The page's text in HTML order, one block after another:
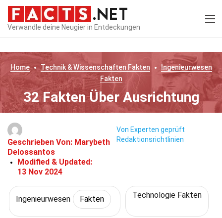
Verwandle deine Neugier in Entdeckungen
Home Technik & Wissenschaften Fakten
Ingenieurwesen
Fakten
32 Fakten Über Ausrichtung
Geschrieben Von: Marybeth
Delossantos
Modified & Updated:
13 Nov 2024
Von Experten geprüft
Redaktionsrichtlinien
Ingenieurwesen Fakten Technologie Fakten